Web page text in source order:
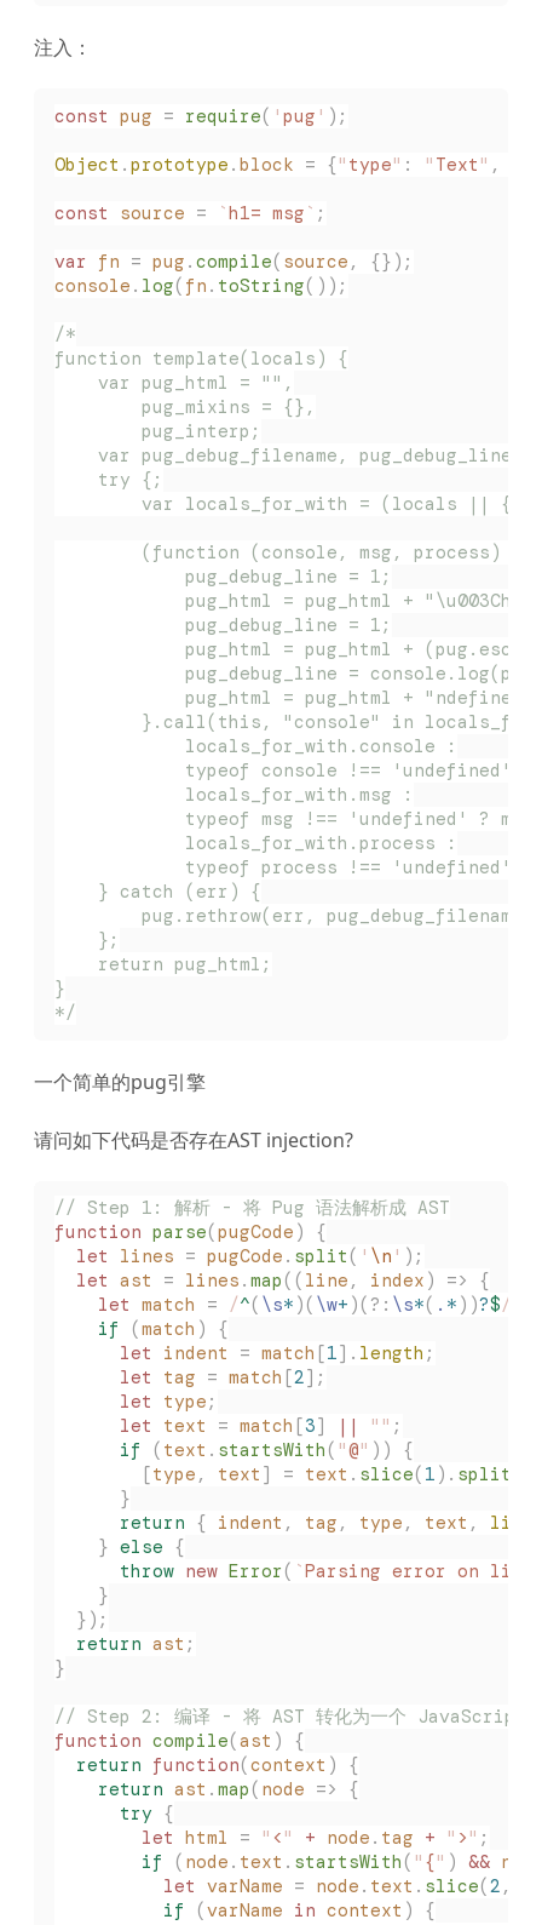
注入：
const pug = require( ' pug ' );
Object . prototype . block = {" type" : " Text " ,
const source = `h1= msg ` ;
var fn = pug . compile( source ,
{});
console . log( fn . toString());
/*
function template(locals) {
    var pug_html = "",
        pug_mixins = {},
        pug_interp;
    var pug_debug_filename, pug_debug_line;
    try {;
var locals_for_with = (locals ||
        (function (console, msg, process) {;
            pug_debug_line = 1;
pug_html = pug_html +
            pug_debug_line = 1;
pug_html = pug_html +
pug_debug_line =
pug_html = pug_html +
}.call(this, "console" in
            locals_for_with.console :
typeof console !== 'undefined'
            locals_for_with.msg :
typeof msg !== 'undefined' ?
            locals_for_with.process :
typeof process !== 'undefined'
    } catch (err) {
pug.rethrow(err, pug_debug_filename,
    };
    return pug_html;
}
*/
一个简单的pug引擎
请问如下代码是否存在AST injection?
// Step 1: 解析 - 将 Pug 语法解析成 AST
function parse(pugCode ) {
  let
lines = pugCode . split ( ' \n ' );
  let
ast = lines . map (( line , index ) => {
    let
match = /^( \s* )( \w+ )(?: \s*( . * ))?$/
    if
(match ) {
      let
indent = match [1]. length ;
      let
tag = match [2];
      let
type;
      let
text = match [3] || "" ;
      if
( text . startsWith ( "@" )) {
        [
type , text ] = text . slice( 1 ). split
      }
      return
{ indent , tag , type , text , line
    }
else {
      throw
new Error ( `Parsing error on
    }
  });
  return
ast ;
}
// Step 2: 编译 - 将 AST 转化为一个 JavaScript
function compile(ast ) {
  return
function(context ) {
    return
ast . map ( node => {
      try
{
        let
html = " < " + node . tag + " > " ;
        if
( node . text . startsWith ( " {" ) &&
          let
varName = node . text . slice(2 ,
          if
(varName in context ) {